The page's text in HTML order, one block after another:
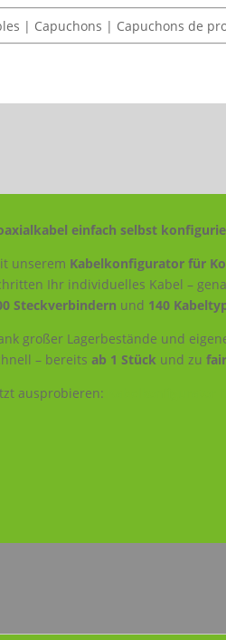
| Capuchons | Capuchons de
einfach selbst
unserem Kabelkonfigurator für
Ihr individuelles Kabel –
Steckverbindern und 140
großer Lagerbestände und
– bereits ab 1 Stückund zu
ausprobieren: